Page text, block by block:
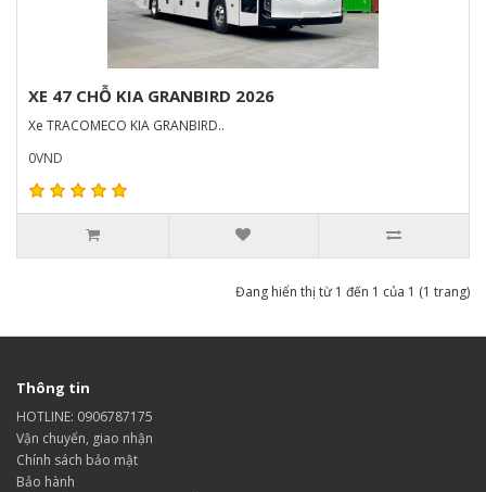
XE 47 CHỖ KIA GRANBIRD 2026
Xe TRACOMECO KIA GRANBIRD..
0VND
Đang hiển thị từ 1 đến 1 của 1 (1 trang)
Thông tin
HOTLINE: 0906787175
Vận chuyển, giao nhận
Chính sách bảo mật
Bảo hành